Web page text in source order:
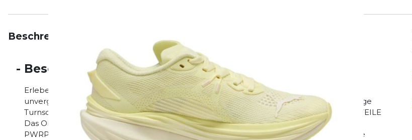
Beschreibung
- Beschreibung
Erlebe in dem Deviate NITRO™ 3 mit PWRPLATE Technologie und NITRO™ Foam
unvergleichlichen Vorantrieb bei deinen täglichen Trainingsläufen. Dieser reaktionsfreudige
Turnschuh bringt Speed in deinen Schritt für einen dynamischen Lauf. FEATURES + VORTEILE
Das Obermaterial der Schuhe besteht zu mindestens 20 % aus recycelten Materialien
PWRPLATE: Carbonfaserplatte, um die Zwischensohle zu stabilisieren und gleichzeitig die